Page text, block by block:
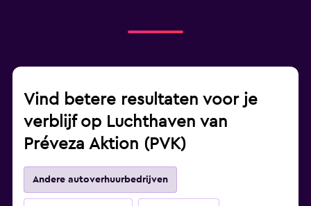
Vind betere resultaten voor je
verblijf op Luchthaven van
Préveza Aktion (PVK)
Andere autoverhuurbedrijven